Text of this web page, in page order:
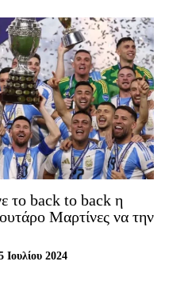
το back to back η
Μαρτίνες να την
Ιουλίου 2024